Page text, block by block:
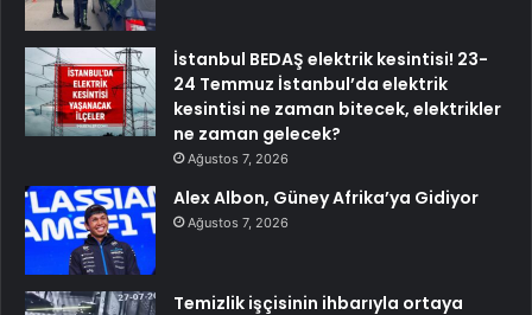
İstanbul BEDAŞ elektrik kesintisi! 23-
24 Temmuz İstanbul’da elektrik
kesintisi ne zaman bitecek, elektrikler
ne zaman gelecek?
Ağustos 7, 2026
Alex Albon, Güney Afrika’ya Gidiyor
Ağustos 7, 2026
Temizlik işçisinin ihbarıyla ortaya